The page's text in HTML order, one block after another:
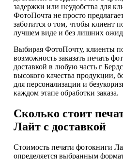
задержки или неудобства для
ФотоПочта не просто
заботится о том, чтобы клиент
лучшем виде и без лишних
Выбирая ФотоПочту, клиенты
возможность заказать печать
доставкой в любую часть г
высокого качества продукции,
для персонализации и
каждом этапе обработки заказа.
Сколько стоит
Лайт с доставкой
Стоимость печати фотокниги
определяется выбранным